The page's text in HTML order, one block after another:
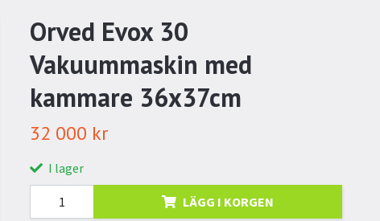
Orved Evox 30
Vakuummaskin med
kammare 36x37cm
32 000 kr
I lager
LÄGG I KORGEN